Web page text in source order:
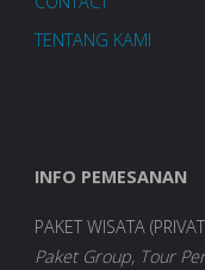
TENTANG KAMI
INFO PEMESANAN
PAKET WISATA
Paket Group, Tour